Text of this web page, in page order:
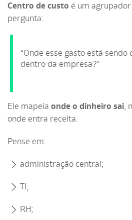
Centro de custo é um
pergunta:
“Onde esse gasto está sendo
dentro da empresa?”
Ele mapeia onde o dinheiro sai,
onde entra receita.
Pense em:
administração central;
TI;
RH;